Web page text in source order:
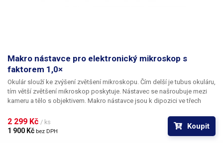
Makro nástavce pro elektronický mikroskop s
faktorem 1,0×
Okulár slouží ke zvýšení zvětšení mikroskopu. Čím delší je tubus okuláru,
tím větší zvětšení mikroskop poskytuje. Nástavec se našroubuje mezi
kameru a tělo s objektivem. Makro nástavce jsou k dipozici ve třech
2 299 Kč / ks
1 900 Kč bez DPH
Koupit